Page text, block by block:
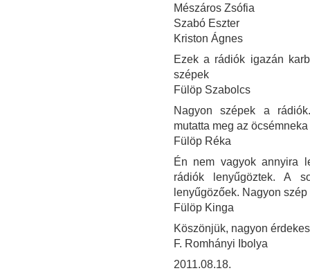
Mészáros Zsófia
Szabó Eszter
Kriston Ágnes
Ezek a rádiók igazán
szépek
Fülöp Szabolcs
Nagyon szépek a
mutatta meg az
Fülöp Réka
Én nem vagyok annyira
rádiók lenyűgöztek. A
lenyűgözőek. Nagyon
Fülöp Kinga
Köszönjük, nagyon
F. Romhányi Ibolya
2011.08.18.